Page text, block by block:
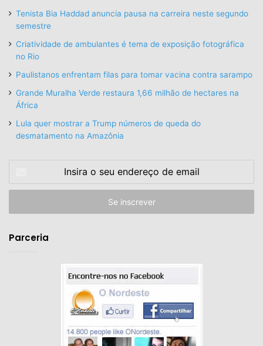
Tenista Bia Haddad anuncia pausa na carreira neste segundo
semestre
Criatividade de ambulantes é tema de exposição fotográfica
no Rio
Paulistanos enfrentam filas para tomar vacina contra sarampo
Grande Muralha Verde restaura 1,66 milhão de hectares na
África
Lula quer mostrar a Trump números de queda do
desmatamento na Amazônia
seu
de
Parceria